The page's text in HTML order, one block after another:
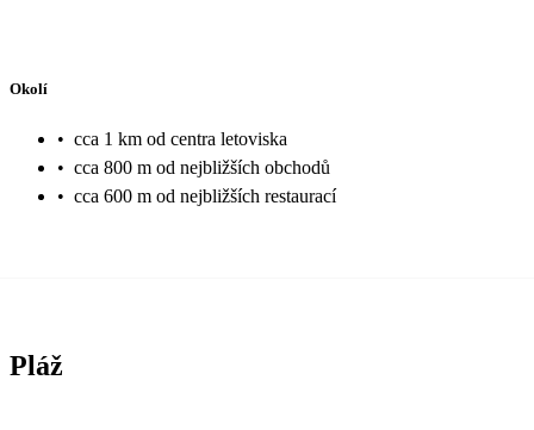
Okolí
• cca 1 km od centra letoviska
• cca 800 m od nejbližších obchodů
• cca 600 m od nejbližších restaurací
Pláž